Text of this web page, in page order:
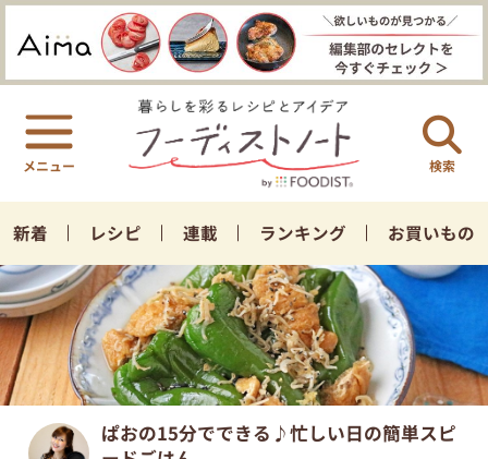
検索
新着 レシピ 連載 ランキング お買いもの
ぱおの15分でできる♪忙しい日の簡単スピ